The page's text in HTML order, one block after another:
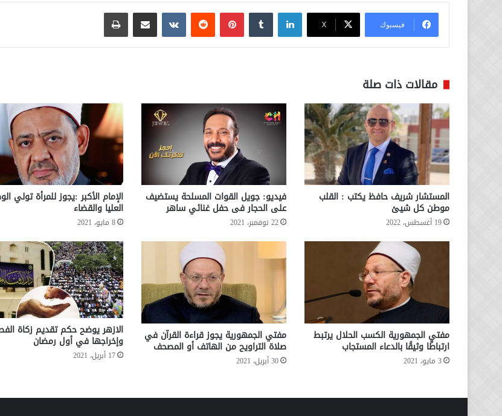
فيسبوك ‫X
لينكدإن بينتيريست مشاركة عبر البريد طباعة
مقالات ذات صلة
المستشار شريف حافظ يكتب : القلب
موطن كل شيئ
19 أغسطس، 2022
فيديو: جويل القوات المسلحة يستضيف
على الحجار فى حفل غنائي ساهر
22 نوفمبر، 2021
الإمام الأكبر :يجوز للمرأة تولي
العليا والقضاء
8 مايو، 2021
مفتي الجمهورية الكسب الحلال يرتبط
ارتباطًا وثيقًا بالدعاء المستجاب
3 مايو، 2021
مفتي الجمهورية يجوز قراءة القرآن في
صلاة التراويح من الهاتف أو المصحف
30 أبريل، 2021
الازهر يوضح حكم تقديم زكاة
وإخراجها في أول رمضان
17 أبريل، 2021